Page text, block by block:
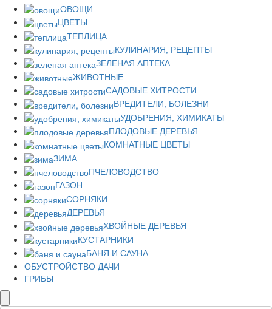
ОВОЩИ
ЦВЕТЫ
ТЕПЛИЦА
КУЛИНАРИЯ, РЕЦЕПТЫ
ЗЕЛЕНАЯ АПТЕКА
ЖИВОТНЫЕ
САДОВЫЕ ХИТРОСТИ
ВРЕДИТЕЛИ, БОЛЕЗНИ
УДОБРЕНИЯ, ХИМИКАТЫ
ПЛОДОВЫЕ ДЕРЕВЬЯ
КОМНАТНЫЕ ЦВЕТЫ
ЗИМА
ПЧЕЛОВОДСТВО
ГАЗОН
СОРНЯКИ
ДЕРЕВЬЯ
ХВОЙНЫЕ ДЕРЕВЬЯ
КУСТАРНИКИ
БАНЯ И САУНА
ОБУСТРОЙСТВО ДАЧИ
ГРИБЫ